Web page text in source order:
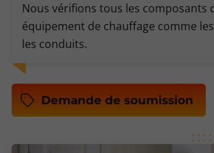
Nous vérifions tous les composants
équipement de chauffage comme
les conduits.
Demande de soumission